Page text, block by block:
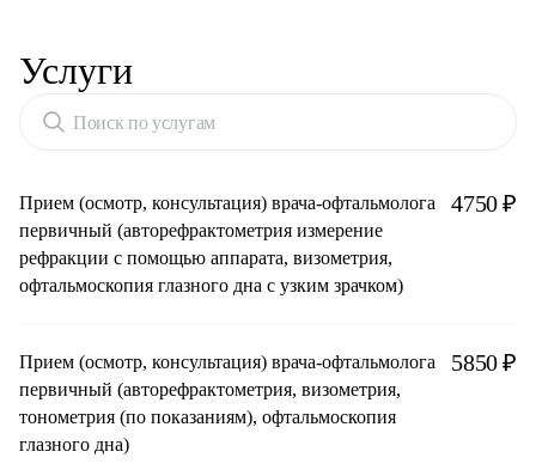
Услуги
Поиск по услугам
Прием (осмотр, консультация) врача-офтальмолога
первичный (авторефрактометрия измерение
рефракции с помощью аппарата, визометрия,
офтальмоскопия глазного дна с узким зрачком)
4750 ₽
Прием (осмотр, консультация) врача-офтальмолога
первичный (авторефрактометрия, визометрия,
тонометрия (по показаниям), офтальмоскопия
глазного дна)
5850 ₽